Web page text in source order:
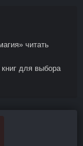
читать
для выбора